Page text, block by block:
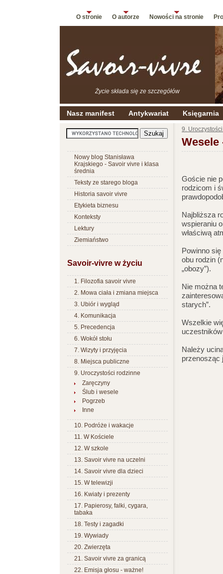
O stronie O autorze Nowości na stronie
Życie składa się ze szczegółów
9.
Nasz manifest Antykwariat Księgarnia
Nowy blog Stanisława
Krajskiego - Savoir vivre i klasa
średnia
Teksty ze starego bloga
Historia savoir vivre
Etykieta biznesu
Konteksty
Lektury
Ziemiaństwo
Savoir-vivre w życiu
1. Filozofia savoir vivre
2. Mowa ciała i zmiana miejsca
3. Ubiór i wygląd
4. Komunikacja
5. Precedencja
6. Wokół stołu
7. Wizyty i przyjęcia
8. Miejsca publiczne
9. Uroczystości rodzinne
Zaręczyny
Ślub i wesele
Pogrzeb
Inne
10. Podróże i wakacje
11. W Kościele
12. W szkole
13. Savoir vivre na uczelni
14. Savoir vivre dla dzieci
15. W telewizji
16. Kwiaty i prezenty
17. Papierosy, falki, cygara,
tabaka
18. Testy i zagadki
19. Wywiady
20. Zwierzęta
21. Savoir vivre za granicą
22. Emisja głosu - ważne!
Goście nie
rodzicom i
Najbliższa
wspieraniu
właściwą
Powinno
obu rodzin
„obozy”).
Nie można
starych”.
Wszelkie
Należy
przenosząc